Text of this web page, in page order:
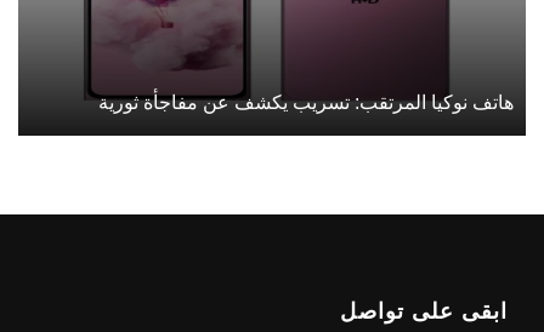
هاتف نوكيا المرتقب: تسريب يكشف عن مفاجأة ثورية
ابقى على تواصل